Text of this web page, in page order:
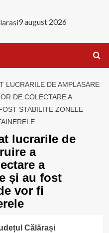
9 august 2026
LUCRARILE DE AMPLASARE
DE COLECTARE A
STABILITE ZONELE
lucrarile de
a
a
și au fost
vor fi
Călărași